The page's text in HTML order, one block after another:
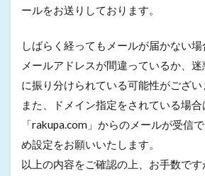
ールをお送りしております。
しばらく経ってもメールが届かない
メールアドレスが間違っているか、
に振り分けられている可能性がござい
また、ドメイン指定をされている場合
「rakupa.com」からのメールが受信
め設定をお願いいたします。
以上の内容をご確認の上、お手数で